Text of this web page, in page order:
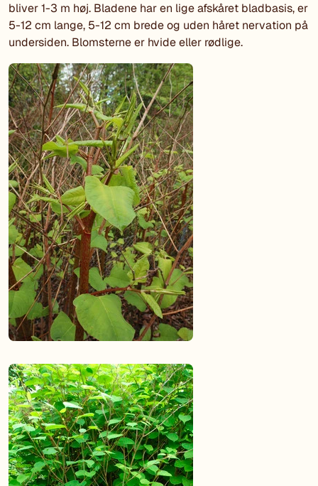
bliver 1-3 m høj. Bladene har en lige afskåret bladbasis, er
5-12 cm lange, 5-12 cm brede og uden håret nervation på
undersiden. Blomsterne er hvide eller rødlige.